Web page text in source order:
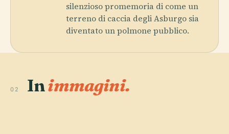
silenzioso promemoria di come un
terreno di caccia degli Asburgo sia
diventato un polmone pubblico.
02 Inimmagini.